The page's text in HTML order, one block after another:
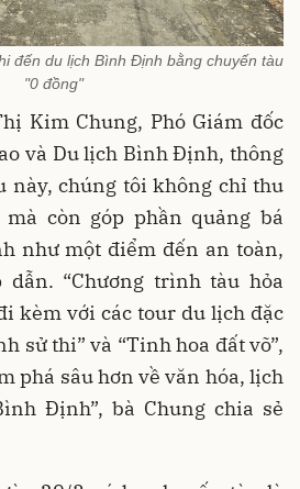
đến du lịch Bình Định bằng chuyến tàu
"0 đồng"
Kim Chung, Phó Giám đốc
và Du lịch Bình Định, thông
này, chúng tôi không chỉ thu
còn góp phần quảng bá
như một điểm đến an toàn,
“Chương trình tàu hỏa
kèm với các tour du lịch đặc
sử thi” và “Tinh hoa đất võ”,
phá sâu hơn về văn hóa, lịch
Định”, bà Chung chia sẻ